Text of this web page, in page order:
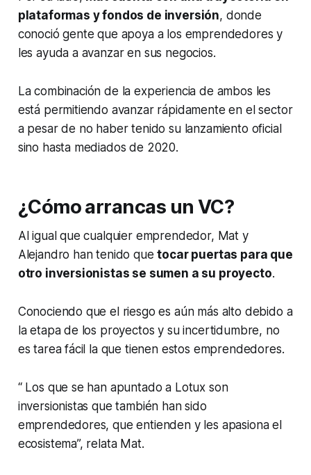
plataformas y fondos de inversión, donde
conoció gente que apoya a los emprendedores y
les ayuda a avanzar en sus negocios.
La combinación de la experiencia de ambos les
está permitiendo avanzar rápidamente en el sector
a pesar de no haber tenido su lanzamiento oficial
sino hasta mediados de 2020.
¿Cómo arrancas un VC?
Al igual que cualquier emprendedor, Mat y
Alejandro han tenido quetocar puertas para que
otro inversionistas se sumen a su proyecto.
Conociendo que el riesgo es aún más alto debido a
la etapa de los proyectos y su incertidumbre, no
es tarea fácil la que tienen estos emprendedores.
“ Los que se han apuntado a Lotux son
inversionistas que también han sido
emprendedores, que entienden y les apasiona el
ecosistema”, relata Mat.